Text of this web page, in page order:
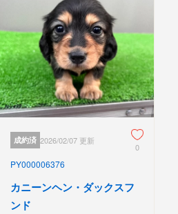
成約済 2026/02/07 更新
0
PY000006376
カニーンヘン・ダックスフ
ンド